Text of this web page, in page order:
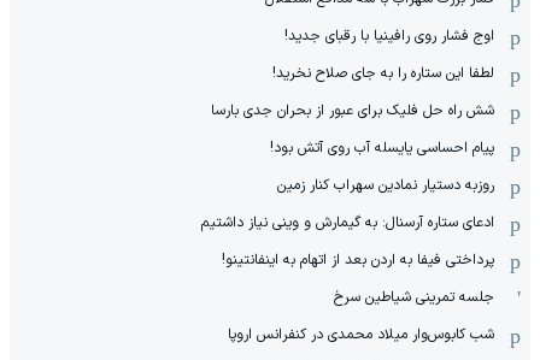
اوج فشار روی رافینیا با رقبای جدید!
لطفا این ستاره را به جای صلاح نخرید!
شش راه حل فلیک برای عبور از بحران جدی بارسا
پیام احساسی یایسله آب روی آتش بود!
روزبه دستیار نمادین سهراب کنار زمین
ادعای ستاره آرسنال: به گیمارش و وینی نیاز داشتیم
پرداختی فیفا به اردن بعد از اتهام به اینفانتینو!
جلسه تمرینی شیاطین سرخ
شب کابوس‌وار میلاد محمدی در کنفرانس اروپا